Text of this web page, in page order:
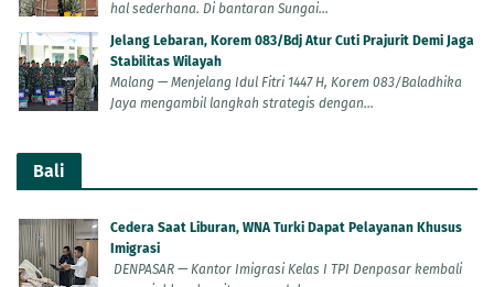
hal sederhana. Di bantaran Sungai...
Jelang Lebaran, Korem 083/Bdj Atur Cuti Prajurit Demi Jaga
Stabilitas Wilayah
Malang — Menjelang Idul Fitri 1447 H, Korem 083/Baladhika
Jaya mengambil langkah strategis dengan...
Bali
Cedera Saat Liburan, WNA Turki Dapat Pelayanan Khusus
Imigrasi
DENPASAR — Kantor Imigrasi Kelas I TPI Denpasar kembali